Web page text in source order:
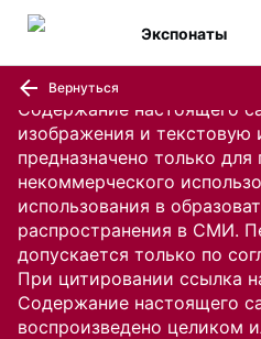
Содержание настоящего
изображения и
предназначено только для
некоммерческого
использования в
распространения в СМИ.
допускается только по
При цитировании ссылка
Содержание настоящего
воспроизведено целиком
Экспонаты
Вернуться